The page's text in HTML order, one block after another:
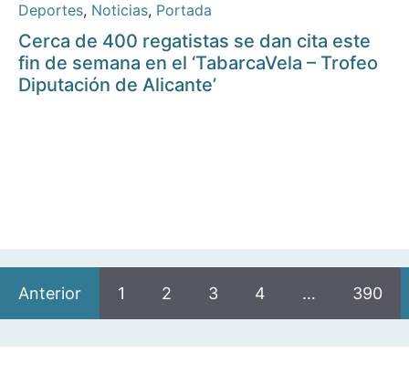
Deportes, Noticias, Portada
Cerca de 400 regatistas se dan cita este
fin de semana en el ‘TabarcaVela – Trofeo
Diputación de Alicante’
Anterior 1 2 3 4 … 390